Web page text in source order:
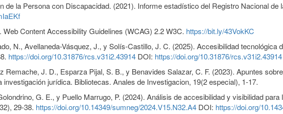
de la Persona con Discapacidad. (2021). Informe estadístico del Registro Nacional
Content Accessibility Guidelines (WCAG) 2.2 W3C. https://bit.ly/43VokKC
N., Avellaneda-Vásquez, J., y Solís-Castillo, J. C. (2025). Accesibilidad
https://doi.org/10.31876/rcs.v31i2.43914 DOI: https://doi.org/10.31876/rcs.v31i2.43914
Remache, J. D., Esparza Pijal, S. B., y Benavides Salazar, C. F. (2023). Apuntes
jurídica. Bibliotecas. Anales de Investigacion, 19(2 especial), 1-17.
G. E., y Puello Marrugo, P. (2024). Análisis de accesibilidad y visibilidad
29-38. https://doi.org/10.14349/sumneg/2024.V15.N32.A4 DOI: https://doi.org/